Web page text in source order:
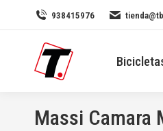
938415976
Massi Camara